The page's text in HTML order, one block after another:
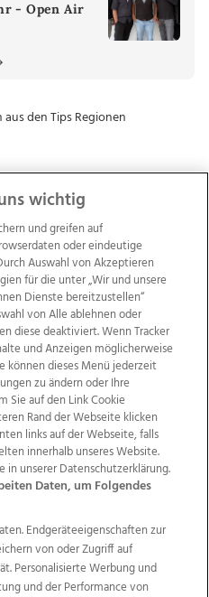
- Open Air
Kontakt
Jobs
AGB Anzeigekunden
Politische Werbung
Wimmer
OÖNow
Ischler Woche
OÖN Immobilien
wichtig
und greifen auf
oder eindeutige
Auswahl von Akzeptieren
für die unter „Wir und unsere
Dienste bereitzustellen“
von Alle ablehnen oder
diese deaktiviert. Wenn Tracker
und Anzeigen möglicherweise
können dieses Menü jederzeit
zu ändern oder Ihre
Sie auf den Link Cookie
Rand der Webseite klicken
links auf der Webseite, falls
innerhalb unseres Website.
unserer Datenschutzerklärung.
Daten, um Folgendes
Endgeräteeigenschaften zur
von oder Zugriff auf
Personalisierte Werbung und
und der Performance von